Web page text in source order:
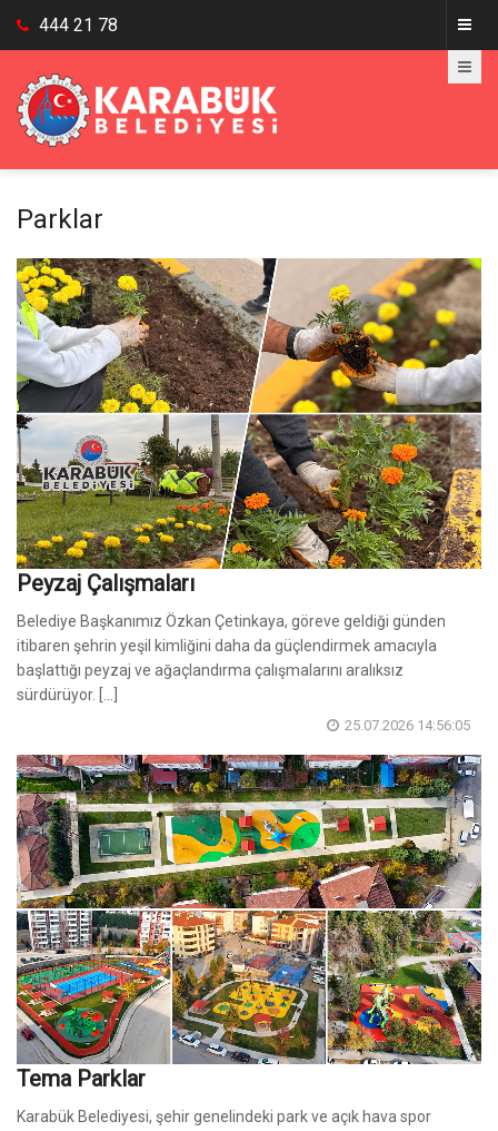
444 21 78
Parklar
Peyzaj Çalışmaları
Belediye Başkanımız Özkan Çetinkaya, göreve geldiği günden
itibaren şehrin yeşil kimliğini daha da güçlendirmek amacıyla
başlattığı peyzaj ve ağaçlandırma çalışmalarını aralıksız
sürdürüyor. [...]
25.07.2026 14:56:05
Tema Parklar
Karabük Belediyesi, şehir genelindeki park ve açık hava spor